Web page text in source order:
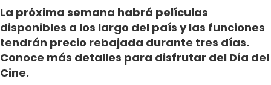
La próxima semana habrá películas
disponibles a los largo del país y las funciones
tendrán precio rebajada durante tres días.
Conoce más detalles para disfrutar del Día del
Cine.